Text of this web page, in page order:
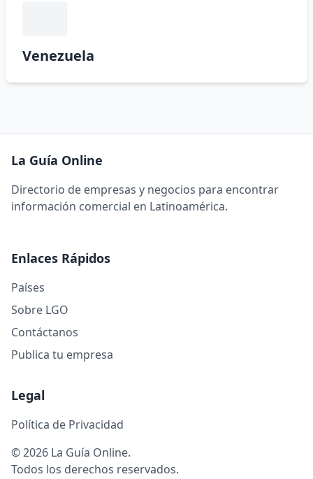
Venezuela
La Guía Online
Directorio de empresas y negocios para encontrar
información comercial en Latinoamérica.
Enlaces Rápidos
Países
Sobre LGO
Contáctanos
Publica tu empresa
Legal
Política de Privacidad
© 2026 La Guía Online.
Todos los derechos reservados.